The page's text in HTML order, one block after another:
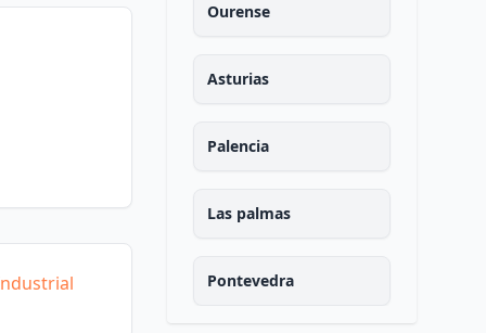
Ourense
Asturias
Palencia
Las palmas
Pontevedra